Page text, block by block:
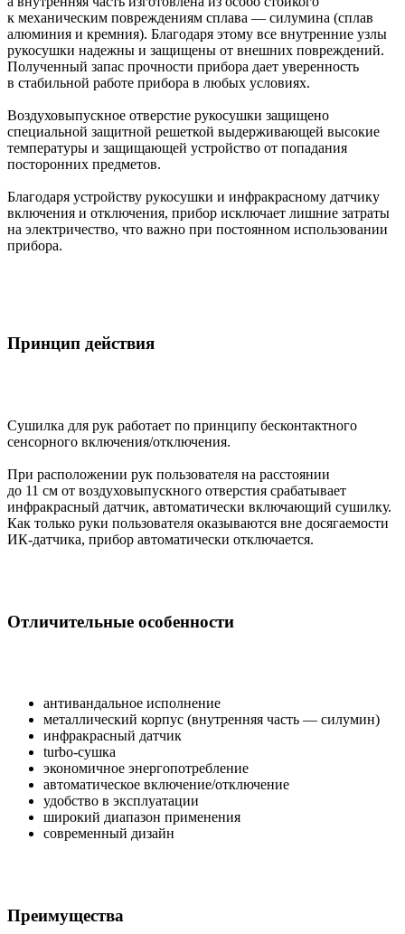
к механическим повреждениям сплава — силумина (сплав
алюминия и кремния). Благодаря этому все внутренние узлы
рукосушки надежны и защищены от внешних повреждений.
Полученный запас прочности прибора дает уверенность
в стабильной работе прибора в любых условиях.
Воздуховыпускное отверстие рукосушки защищено
специальной защитной решеткой выдерживающей высокие
температуры и защищающей устройство от попадания
посторонних предметов.
Благодаря устройству рукосушки и инфракрасному датчику
включения и отключения, прибор исключает лишние затраты
на электричество, что важно при постоянном использовании
прибора.
Принцип действия
Сушилка для рук работает по принципу бесконтактного
сенсорного включения/отключения.
При расположении рук пользователя на расстоянии
до 11 см от воздуховыпускного отверстия срабатывает
инфракрасный датчик, автоматически включающий сушилку.
Как только руки пользователя оказываются вне досягаемости
ИК-датчика, прибор автоматически отключается.
Отличительные особенности
антивандальное исполнение
металлический корпус (внутренняя часть — силумин)
инфракрасный датчик
turbo-сушка
экономичное энергопотребление
автоматическое включение/отключение
удобство в эксплуатации
широкий диапазон применения
современный дизайн
Преимущества